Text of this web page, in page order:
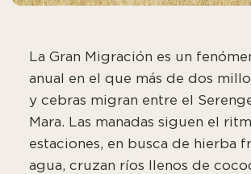
La Gran Migración es un
anual en el que más de dos
y cebras migran entre el
Mara. Las manadas siguen el
estaciones, en busca de hierba
agua, cruzan ríos llenos de